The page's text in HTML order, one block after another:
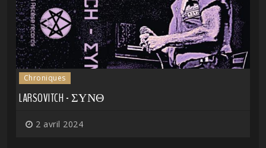
Chroniques
LARSOVITCH - ΣΥΝΘ
2 avril 2024